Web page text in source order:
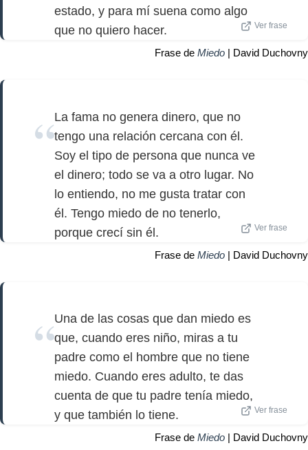
estado, y para mí suena como algo
que no quiero hacer.
Ver frase
Frase de Miedo | David Duchovny
La fama no genera dinero, que no
tengo una relación cercana con él.
Soy el tipo de persona que nunca ve
el dinero; todo se va a otro lugar. No
lo entiendo, no me gusta tratar con
él. Tengo miedo de no tenerlo,
porque crecí sin él.
Ver frase
Frase de Miedo | David Duchovny
Una de las cosas que dan miedo es
que, cuando eres niño, miras a tu
padre como el hombre que no tiene
miedo. Cuando eres adulto, te das
cuenta de que tu padre tenía miedo,
y que también lo tiene.
Ver frase
Frase de Miedo | David Duchovny